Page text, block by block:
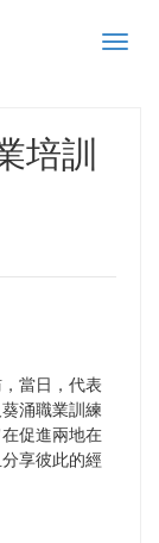
Toggle
培訓
當日，代表
涌職業訓練
促進兩地在
享彼此的經